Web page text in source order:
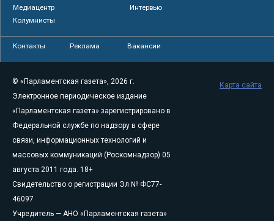
Медиацентр
Интервью
Колумнисты
Контакты Реклама Вакансии
© «Парламентская газета», 2026 г.
Электронное периодическое издание
«Парламентская газета» зарегистрировано в
Федеральной службе по надзору в сфере
связи, информационных технологий и
массовых коммуникаций (Роскомнадзор) 05
августа 2011 года. 18+
Свидетельство о регистрации Эл № ФС77-
46097
Учредитель — АНО «Парламентская газета»
Карта сайта